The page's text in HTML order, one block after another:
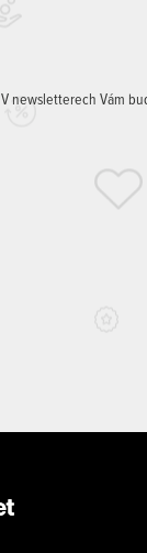
V newsletterech Vám